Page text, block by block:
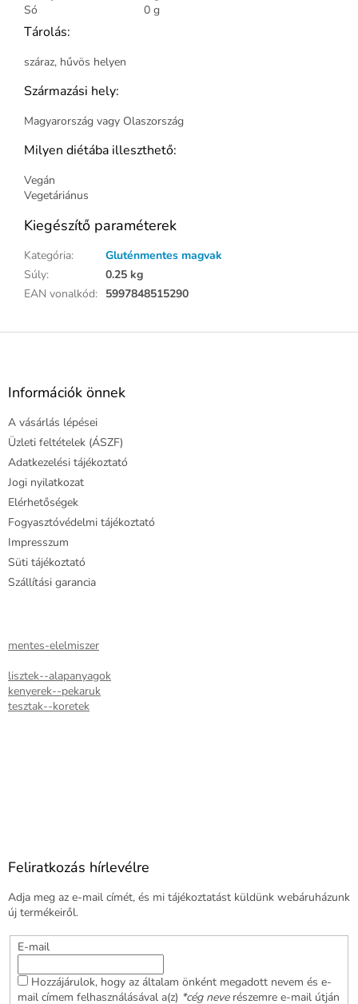
Só
0 g
Tárolás:
száraz, hűvös helyen
Származási hely:
Magyarország vagy Olaszország
Milyen diétába illeszthető:
Vegán
Vegetáriánus
Kiegészítő paraméterek
Kategória:
Gluténmentes magvak
Súly:
0.25 kg
EAN vonalkód: 5997848515290
L
Információk önnek
A vásárlás lépései
Üzleti feltételek (ÁSZF)
Adatkezelési tájékoztató
Jogi nyilatkozat
Elérhetőségek
Fogyasztóvédelmi tájékoztató
Impresszum
Süti tájékoztató
Szállítási garancia
mentes-elelmiszer
lisztek--alapanyagok
kenyerek--pekaruk
tesztak--koretek
Feliratkozás hírlevélre
Adja meg az e-mail címét, és mi tájékoztatást küldünk webáruházunk
új termékeiről.
E-mail
Hozzájárulok, hogy az általam önként megadott nevem és e-
mail címem felhasználásával a(z) *cég neverészemre e-mail útján